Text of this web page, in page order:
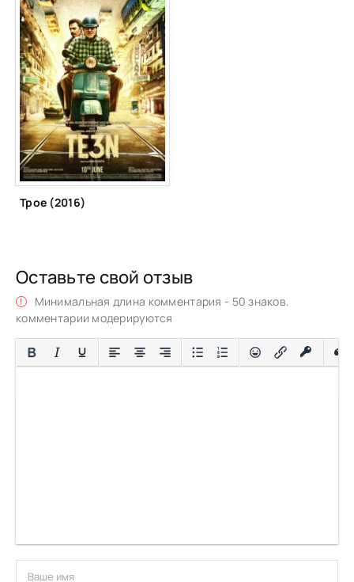
Трое (2016)
Оставьте свой отзыв
Минимальная длина комментария - 50 знаков.
комментарии модерируются